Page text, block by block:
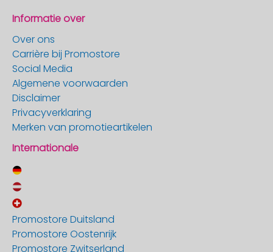
Informatie over
Over ons
Carrière bij Promostore
Social Media
Algemene voorwaarden
Disclaimer
Privacyverklaring
Merken van promotieartikelen
Internationale
Promostore Duitsland
Promostore Oostenrijk
Promostore Zwitserland